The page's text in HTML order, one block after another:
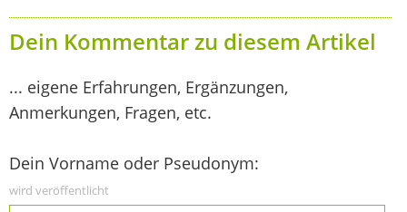
Dein Kommentar zu diesem Artikel
... eigene Erfahrungen, Ergänzungen,
Anmerkungen, Fragen, etc.
Dein Vorname oder Pseudonym:
wird veröffentlicht